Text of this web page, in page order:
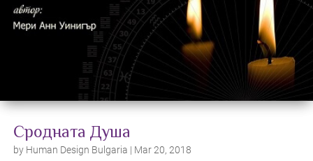
Сродната Душа
by Human Design Bulgaria | Mar 20, 2018